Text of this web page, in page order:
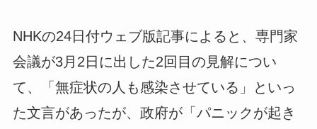
NHKの24日付ウェブ版記事によると、専門家
会議が3月2日に出した2回目の見解につい
て、「無症状の人も感染させている」といっ
た文言があったが、政府が「パニックが起き